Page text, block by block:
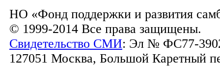
НО «Фонд поддержки и развития
© 1999-2014 Все права защищены.
Свидетельство СМИ: Эл № ФС77-
127051 Москва, Большой Каретный